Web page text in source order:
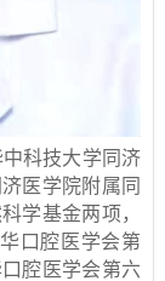
科技大学同济
医学院附属同
学基金两项，
口腔医学会第
腔医学会第六